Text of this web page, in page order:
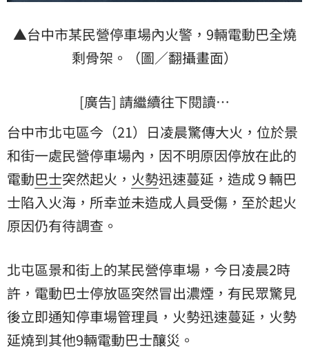
▲台中市某民營停車場內火警，9輛電動巴全燒
剩骨架。（圖／翻攝畫面）
[廣告] 請繼續往下閱讀…
台中市北屯區今（21）日凌晨驚傳大火，位於景
和街一處民營停車場內，因不明原因停放在此的
電動巴士突然起火， 火勢迅速蔓延，造成９輛巴
士陷入火海，所幸並未造成人員受傷，至於起火
原因仍有待調查。
北屯區景和街上的某民營停車場，今日凌晨2時
許，電動巴士停放區突然冒出濃煙，有民眾驚見
後立即通知停車場管理員，火勢迅速蔓延，火勢
延燒到其他9輛電動巴士釀災。